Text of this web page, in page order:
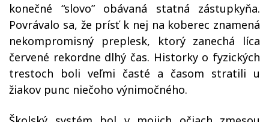
konečné “slovo” obávaná statná zástupkyňa.
Povrávalo sa, že prísť k nej na koberec znamená
nekompromisný preplesk, ktorý zanechá líca
červené rekordne dlhý čas. Historky o fyzických
trestoch boli veľmi časté a časom stratili u
žiakov punc niečoho výnimočného.